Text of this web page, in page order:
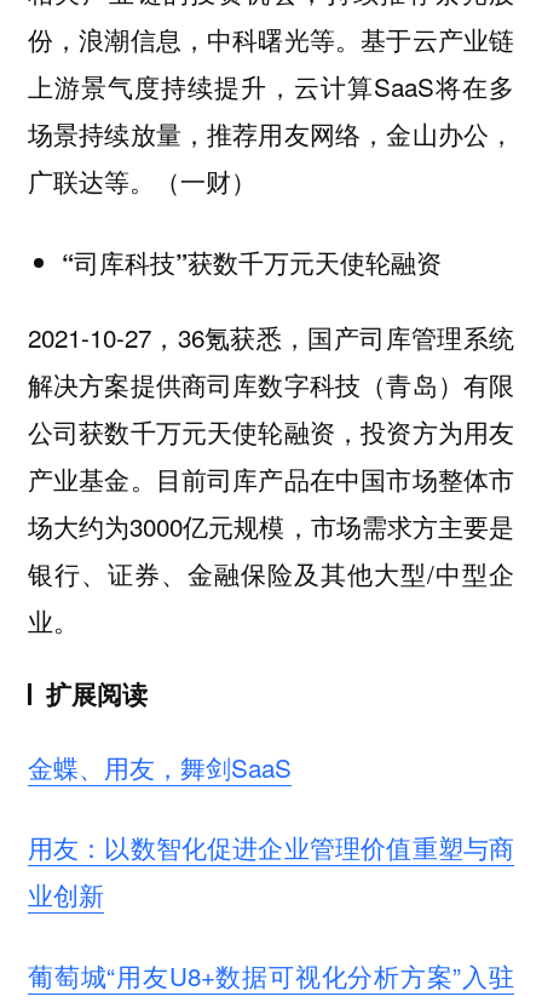
份，浪潮信息，中科曙光等。基于云产业链
上游景气度持续提升，云计算SaaS将在多
场景持续放量，推荐用友网络，金山办公，
广联达等。（一财）
“司库科技”获数千万元天使轮融资
2021-10-27，36氪获悉，国产司库管理系统
解决方案提供商司库数字科技（青岛）有限
公司获数千万元天使轮融资，投资方为用友
产业基金。目前司库产品在中国市场整体市
场大约为3000亿元规模，市场需求方主要是
银行、证券、金融保险及其他大型/中型企
业。
扩展阅读
金蝶、用友，舞剑SaaS
用友：以数智化促进企业管理价值重塑与商
业创新
葡萄城“用友U8+数据可视化分析方案”入驻